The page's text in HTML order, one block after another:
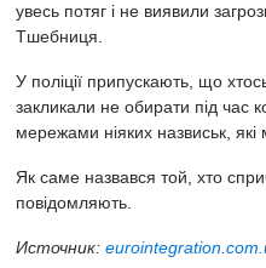
увесь потяг і не виявили
Тшебниця.
У поліції припускають, що
закликали не обирати під час
мережами ніяких назвиськ,
Як саме назвався той, хто
повідомляють.
Источник: